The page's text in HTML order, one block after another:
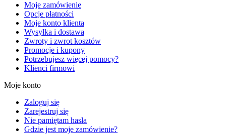
Moje zamówienie
Opcje płatności
Moje konto klienta
Wysyłka i dostawa
Zwroty i zwrot kosztów
Promocje i kupony
Potrzebujesz więcej pomocy?
Klienci firmowi
Moje konto
Zaloguj się
Zarejestruj się
Nie pamiętam hasła
Gdzie jest moje zamówienie?